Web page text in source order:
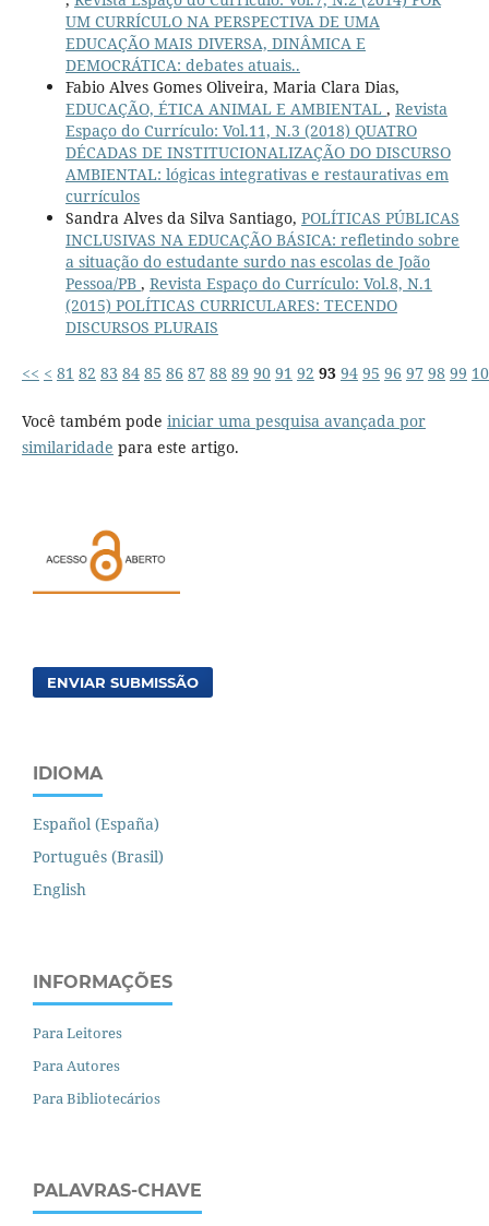
UM CURRÍCULO NA PERSPECTIVA DE UMA
EDUCAÇÃO MAIS DIVERSA, DINÂMICA E
DEMOCRÁTICA: debates atuais..
Fabio Alves Gomes Oliveira, Maria Clara Dias,
EDUCAÇÃO, ÉTICA ANIMAL E AMBIENTAL , Revista
Espaço do Currículo: Vol.11, N.3 (2018) QUATRO
DÉCADAS DE INSTITUCIONALIZAÇÃO DO DISCURSO
AMBIENTAL: lógicas integrativas e restaurativas em
currículos
Sandra Alves da Silva Santiago, POLÍTICAS PÚBLICAS
INCLUSIVAS NA EDUCAÇÃO BÁSICA: refletindo sobre
a situação do estudante surdo nas escolas de João
Pessoa/PB , Revista Espaço do Currículo: Vol.8, N.1
(2015) POLÍTICAS CURRICULARES: TECENDO
DISCURSOS PLURAIS
<< < 81 82 83 84 85 86 87 88 89 90 91 92 93 94 95 96 97 98 99
Você também pode iniciar uma pesquisa avançada por
similaridade para este artigo.
ENVIAR SUBMISSÃO
IDIOMA
Español (España)
Português (Brasil)
English
INFORMAÇÕES
Para Leitores
Para Autores
Para Bibliotecários
PALAVRAS-CHAVE